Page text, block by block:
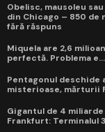
Obelisc, mausoleu
din Chicago – 850 de
fără răspuns
Miquela are 2,6
perfectă. Problema
Pentagonul deschide
misterioase, mărturii
Gigantul de 4
Frankfurt: Terminalul